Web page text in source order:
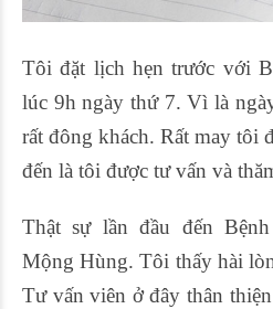
Tôi đặt lịch hẹn trước với
lúc 9h ngày thứ 7. Vì là
rất đông khách. Rất may tôi
đến là tôi được tư vấn và
Thật sự lần đầu đến
Mộng Hùng. Tôi thấy hài
Tư vấn viên ở đây thân